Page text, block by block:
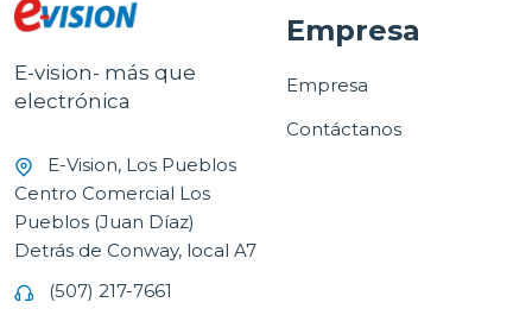
E-vision- más que
electrónica
E-Vision, Los Pueblos
Centro Comercial Los
Pueblos (Juan Díaz)
Detrás de Conway, local A7
(507) 217-7661
Empresa
Empresa
Contáctanos